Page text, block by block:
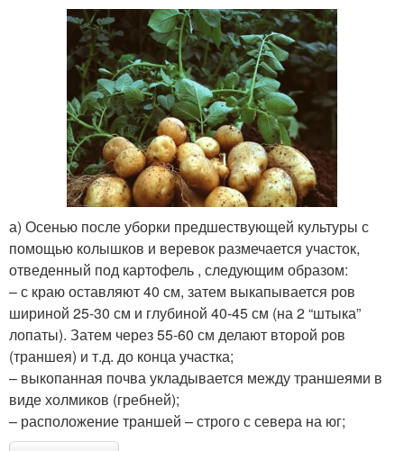
а) Осенью после уборки предшествующей культуры с
помощью колышков и веревок размечается участок,
отведенный под картофель , следующим образом:
– с краю оставляют 40 см, затем выкапывается ров
шириной 25-30 см и глубиной 40-45 см (на 2 “штыка”
лопаты). Затем через 55-60 см делают второй ров
(траншея) и т.д. до конца участка;
– выкопанная почва укладывается между траншеями в
виде холмиков (гребней);
– расположение траншей – строго с севера на юг;